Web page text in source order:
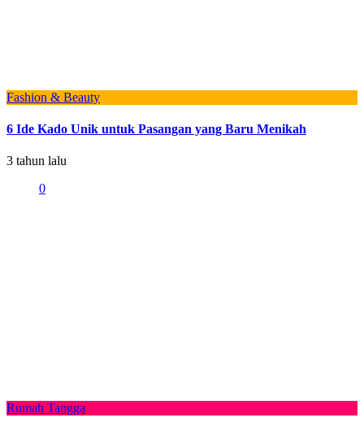
Fashion & Beauty
6 Ide Kado Unik untuk Pasangan yang Baru Menikah
3 tahun lalu
0
Rumah Tangga